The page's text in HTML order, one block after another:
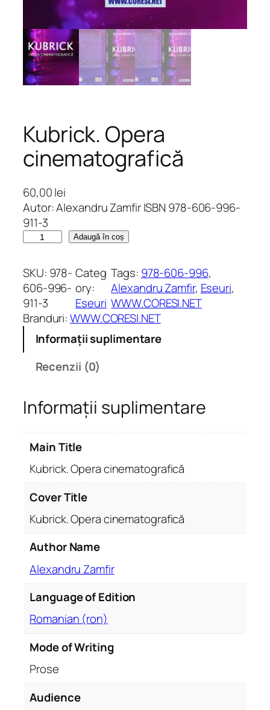
Kubrick. Opera
cinematografică
60,00lei
Autor: Alexandru Zamfir ISBN 978-606-996-
911-3
n
t
i
t
a
b
r
i
.
O
i
m
Adaugă în coș
SKU: 978-
606-996-
911-3
Categ
ory:
Eseuri
Tags: 978-606-996
Alexandru Zamfir, Eseuri
WWW.CORESI.NET
Branduri:WWW.CORESI.NET
Informații suplimentare
Recenzii (0)
Informații suplimentare
Main Title
Kubrick. Opera cinematografică
Cover Title
Kubrick. Opera cinematografică
Author Name
Alexandru Zamfir
Language of Edition
Romanian (ron)
Mode of Writing
Prose
Audience